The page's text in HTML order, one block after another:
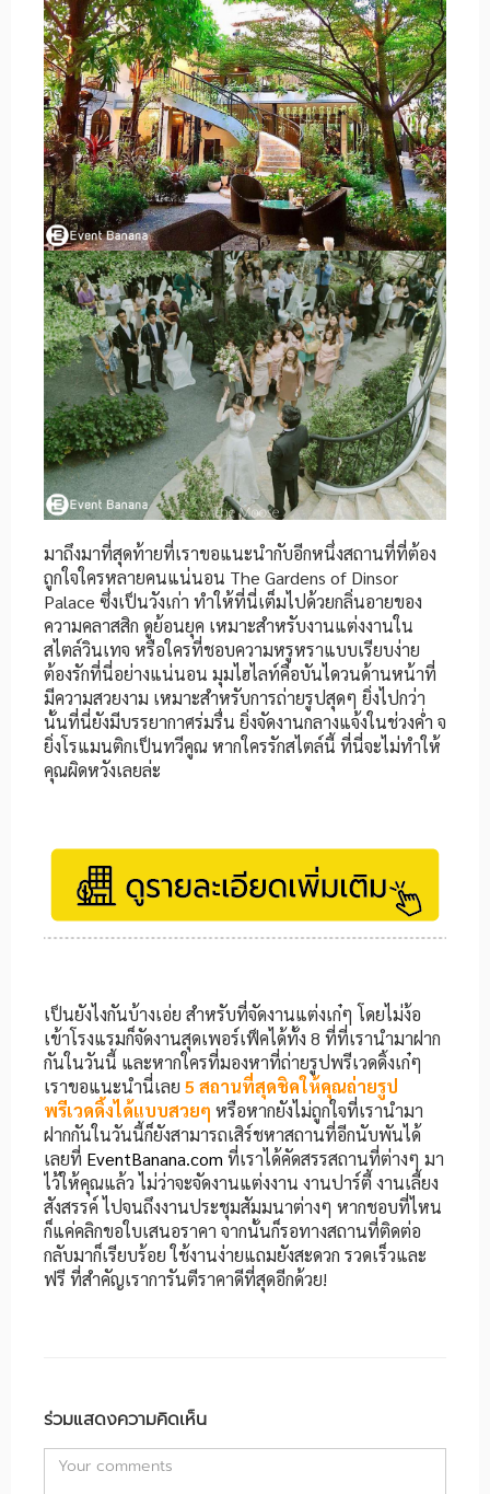
มาถึงมาที่สุดท้ายที่เราขอแนะนำกับอีกหนึ่งสถานที่ที่ต้อง
ถูกใจใครหลายคนแน่นอน The Gardens of Dinsor
Palace ซึ่งเป็นวังเก่า ทำให้ที่นี่เต็มไปด้วยกลิ่นอายของ
ความคลาสสิก ดูย้อนยุค เหมาะสำหรับงานแต่งงานใน
สไตล์วินเทจ หรือใครที่ชอบความหรูหราแบบเรียบง่าย
ต้องรักที่นี่อย่างแน่นอน มุมไฮไลท์คือบันไดวนด้านหน้าที่
มีความสวยงาม เหมาะสำหรับการถ่ายรูปสุดๆ ยิ่งไปกว่า
นั้นที่นี่ยังมีบรรยากาศร่มรื่น ยิ่งจัดงานกลางแจ้งในช่วงค่ำ จ
ยิ่งโรแมนติกเป็นทวีคูณ หากใครรักสไตล์นี้ ที่นี่จะไม่ทำให้
คุณผิดหวังเลยล่ะ
เป็นยังไงกันบ้างเอ่ย สำหรับที่จัดงานแต่งเก๋ๆ โดยไม่ง้อ
เข้าโรงแรมก็จัดงานสุดเพอร์เฟ็คได้ทั้ง 8 ที่ที่เรานำมาฝาก
กันในวันนี้ และหากใครที่มองหาที่ถ่ายรูปพรีเวดดิ้งเก๋ๆ
เราขอแนะนำนี่เลย 5 สถานที่สุดชิคให้คุณถ่ายรูป
พรีเวดดิ้งได้แบบสวยๆ หรือหากยังไม่ถูกใจที่เรานำมา
ฝากกันในวันนี้ก็ยังสามารถเสิร์ชหาสถานที่อีกนับพันได้
เลยที่ EventBanana.com ที่เราได้คัดสรรสถานที่ต่างๆ มา
ไว้ให้คุณแล้ว ไม่ว่าจะจัดงานแต่งงาน งานปาร์ตี้ งานเลี้ยง
สังสรรค์ ไปจนถึงงานประชุมสัมมนาต่างๆ หากชอบที่ไหน
ก็แค่คลิกขอใบเสนอราคา จากนั้นก็รอทางสถานที่ติดต่อ
กลับมาก็เรียบร้อย ใช้งานง่ายแถมยังสะดวก รวดเร็วและ
ฟรี ที่สำคัญเราการันตีราคาดีที่สุดอีกด้วย!
ร่วมแสดงความคิดเห็น